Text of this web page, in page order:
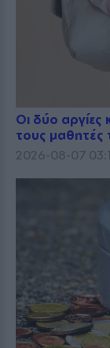
Οι δύο αργίες
τους μαθητές
2026-08-07